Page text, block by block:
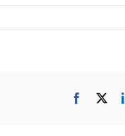
Facebook